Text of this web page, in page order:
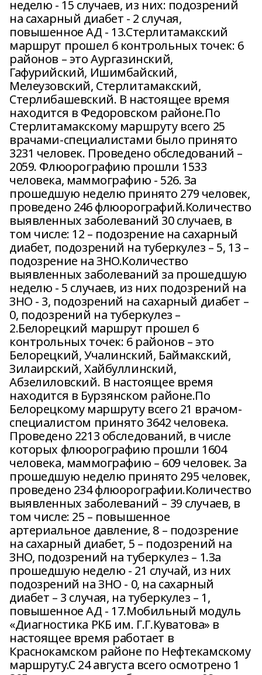
неделю - 15 случаев, из них: подозрений
на сахарный диабет - 2 случая,
повышенное АД - 13.Стерлитамакский
маршрут прошел 6 контрольных точек: 6
районов – это Аургазинский,
Гафурийский, Ишимбайский,
Мелеузовский, Стерлитамакский,
Стерлибашевский. В настоящее время
находится в Федоровском районе.По
Стерлитамакскому маршруту всего 25
врачами-специалистами было принято
3231 человек. Проведено обследований –
2059. Флюорографию прошли 1533
человека, маммографию - 526. За
прошедшую неделю принято 279 человек,
проведено 246 флюорографий.Количество
выявленных заболеваний 30 случаев, в
том числе: 12 – подозрение на сахарный
диабет, подозрений на туберкулез – 5, 13 –
подозрение на ЗНО.Количество
выявленных заболеваний за прошедшую
неделю - 5 случаев, из них подозрений на
ЗНО - 3, подозрений на сахарный диабет –
0, подозрений на туберкулез –
2.Белорецкий маршрут прошел 6
контрольных точек: 6 районов – это
Белорецкий, Учалинский, Баймакский,
Зилаирский, Хайбуллинский,
Абзелиловский. В настоящее время
находится в Бурзянском районе.По
Белорецкому маршруту всего 21 врачом-
специалистом принято 3642 человека.
Проведено 2213 обследований, в числе
которых флюорографию прошли 1604
человека, маммографию – 609 человек. За
прошедшую неделю принято 295 человек,
проведено 234 флюорографии.Количество
выявленных заболеваний – 39 случаев, в
том числе: 25 – повышенное
артериальное давление, 8 – подозрение
на сахарный диабет, 5 – подозрений на
ЗНО, подозрений на туберкулез – 1.За
прошедшую неделю - 21 случай, из них
подозрений на ЗНО - 0, на сахарный
диабет – 3 случая, на туберкулез – 1,
повышенное АД - 17.Мобильный модуль
«Диагностика РКБ им. Г.Г.Куватова» в
настоящее время работает в
Краснокамском районе по Нефтекамскому
маршруту.С 24 августа всего осмотрено 1